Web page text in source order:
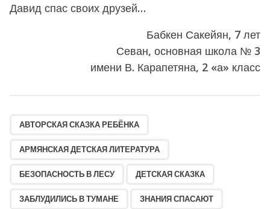
Давид спас своих друзей…
Бабкен Сакейян, 7 лет
Севан, основная школа № 3
имени В. Карапетяна, 2 «а» класс
АВТОРСКАЯ СКАЗКА РЕБЁНКА
АРМЯНСКАЯ ДЕТСКАЯ ЛИТЕРАТУРА
БЕЗОПАСНОСТЬ В ЛЕСУ ДЕТСКАЯ СКАЗКА
ЗАБЛУДИЛИСЬ В ТУМАНЕ ЗНАНИЯ СПАСАЮТ